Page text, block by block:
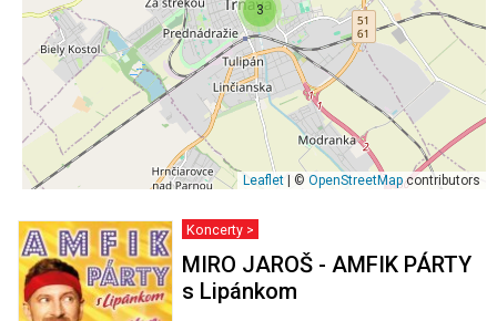
3
Leaflet | © OpenStreetMapcontributors
Koncerty >
MIRO JAROŠ - AMFIK PÁRTY
s Lipánkom